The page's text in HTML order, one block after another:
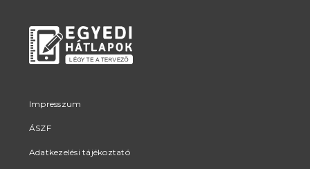
Impresszum
ÁSZF
Adatkezelési tájékoztató